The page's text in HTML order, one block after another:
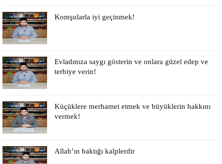
Komşularla iyi geçinmek!
Evladınıza saygı gösterin ve onlara güzel edep ve
terbiye verin!
Küçüklere merhamet etmek ve büyüklerin hakkını
vermek!
Allah’ın baktığı kalplerdir